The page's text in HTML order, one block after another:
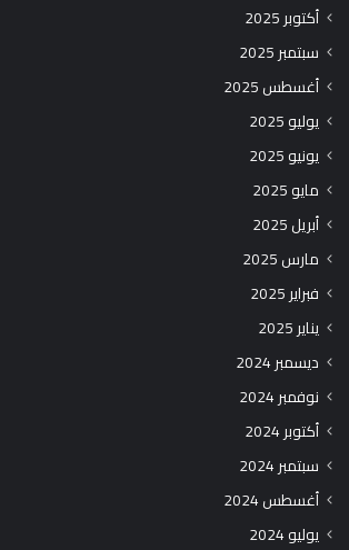
أكتوبر 2025
سبتمبر 2025
أغسطس 2025
يوليو 2025
يونيو 2025
مايو 2025
أبريل 2025
مارس 2025
فبراير 2025
يناير 2025
ديسمبر 2024
نوفمبر 2024
أكتوبر 2024
سبتمبر 2024
أغسطس 2024
يوليو 2024